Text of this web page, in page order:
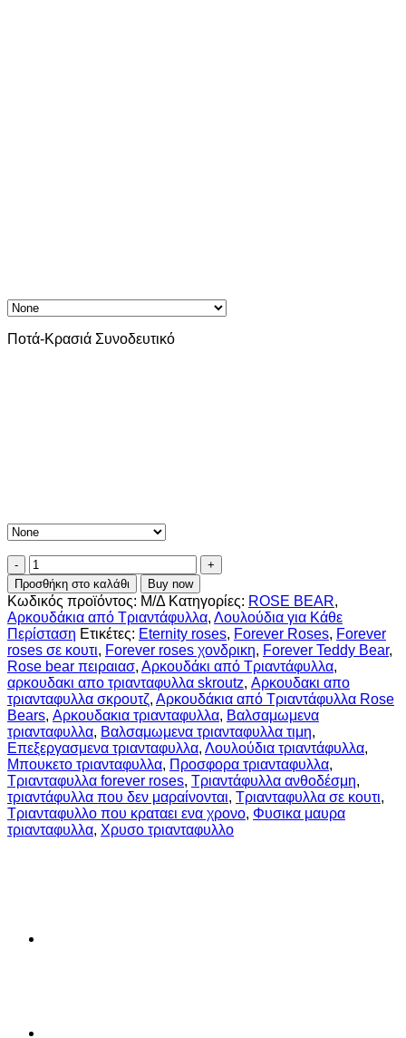
Ποτά-Κρασιά Συνοδευτικό
Αρκουδάκι
από
Τριαντάφυλλα
-
Rose
Bear
ποσότητα
Προσθήκη στο καλάθι Buy now
Κωδικός προϊόντος: Μ/Δ Κατηγορίες: ROSE BEAR,
Αρκουδάκια από Τριαντάφυλλα, Λουλούδια για Κάθε
Περίσταση Ετικέτες: Eternity roses, Forever Roses, Forever
roses σε κουτι, Forever roses χονδρικη, Forever Teddy Bear,
Rose bear πειραιασ, Αρκουδάκι από Τριαντάφυλλα,
αρκουδακι απο τριανταφυλλα skroutz, Αρκουδακι απο
τριανταφυλλα σκρουτζ, Αρκουδάκια από Τριαντάφυλλα Rose
Bears, Αρκουδακια τριανταφυλλα, Βαλσαμωμενα
τριανταφυλλα, Βαλσαμωμενα τριανταφυλλα τιμη,
Επεξεργασμενα τριανταφυλλα, Λουλούδια τριαντάφυλλα,
Μπουκετο τριανταφυλλα, Προσφορα τριανταφυλλα,
Τριανταφυλλα forever roses, Τριαντάφυλλα ανθοδέσμη,
τριαντάφυλλα που δεν μαραίνονται, Τριανταφυλλα σε κουτι,
Τριανταφυλλο που κραταει ενα χρονο, Φυσικα μαυρα
τριανταφυλλα, Χρυσο τριανταφυλλο